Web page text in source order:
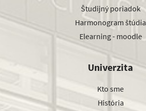
Študijný poriadok
Harmonogram štúdia
Elearning - moodle
Univerzita
Kto sme
História